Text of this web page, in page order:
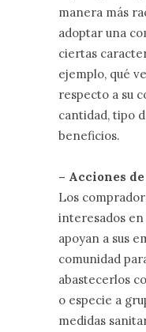
manera más
adoptar una
ciertas
ejemplo, qué
respecto a su
cantidad, tipo
beneficios.
– Acciones
Los
interesados
apoyan a sus
comunidad
abastecerlos
o especie a
medidas